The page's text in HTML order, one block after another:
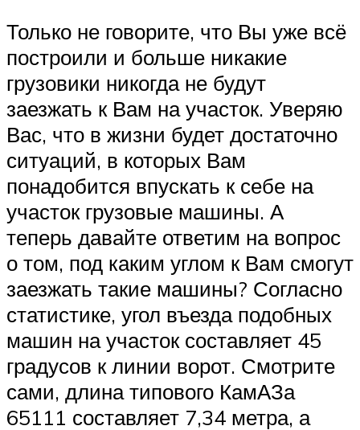
Только не говорите, что Вы уже всё
построили и больше никакие
грузовики никогда не будут
заезжать к Вам на участок. Уверяю
Вас, что в жизни будет достаточно
ситуаций, в которых Вам
понадобится впускать к себе на
участок грузовые машины. А
теперь давайте ответим на вопрос
о том, под каким углом к Вам смогут
заезжать такие машины? Согласно
статистике, угол въезда подобных
машин на участок составляет 45
градусов к линии ворот. Смотрите
сами, длина типового КамАЗа
65111 составляет 7,34 метра, а